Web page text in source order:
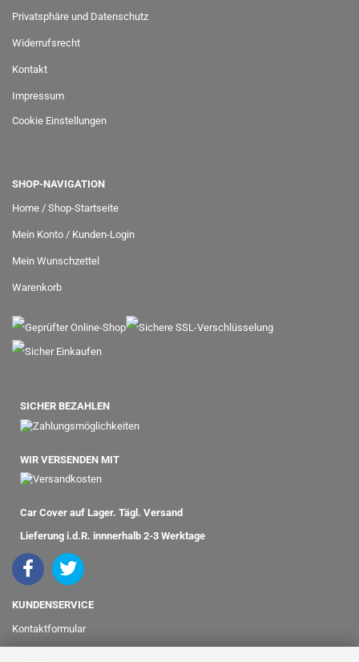
Privatsphäre und Datenschutz
Widerrufsrecht
Kontakt
Impressum
Cookie Einstellungen
SHOP-NAVIGATION
Home / Shop-Startseite
Mein Konto / Kunden-Login
Mein Wunschzettel
Warenkorb
SICHER BEZAHLEN
WIR VERSENDEN MIT
Car Cover auf Lager. Tägl. Versand
Lieferung i.d.R. innnerhalb 2-3 Werktage
KUNDENSERVICE
Kontaktformular